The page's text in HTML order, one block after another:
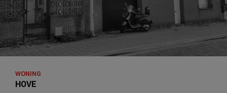
HOVE
WONING